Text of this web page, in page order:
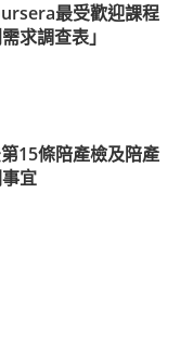
最受歡迎課程
求調查表」
15條陪產檢及陪產
宜